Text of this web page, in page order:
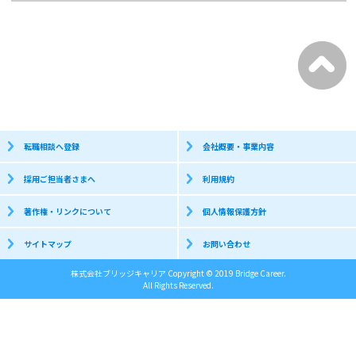
転職相談へ登録 会社概要・事業内容
採用ご担当者さまへ 利用規約
著作権・リンクについて 個人情報保護方針
サイトマップ お問い合わせ
株式会社ブリッジキャリア Copyright © 2019 Bridge Career.
All Rights Reserved.